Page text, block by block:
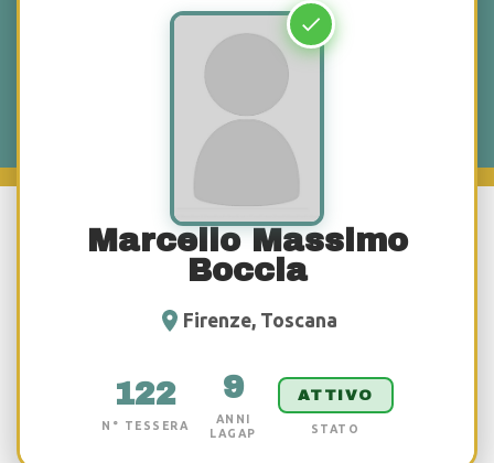
Marcello Massimo
Boccia
Firenze, Toscana
122
N° TESSERA
9
ANNI
LAGAP
ATTIVO
STATO